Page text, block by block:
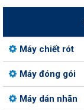
Máy chiết rót
Máy đóng gói
Máy dán nhãn